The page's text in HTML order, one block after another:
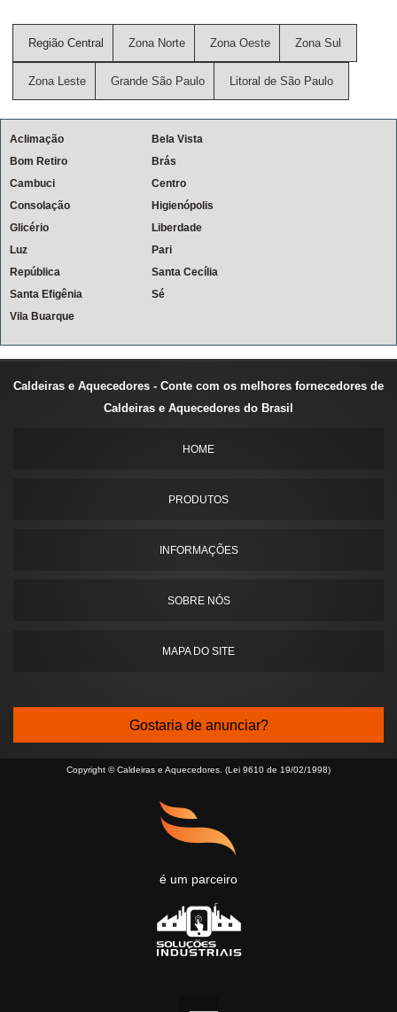
Região Central Zona Norte Zona Oeste Zona Sul
Zona Leste Grande São Paulo Litoral de São Paulo
Aclimação
Bela Vista
Bom Retiro
Brás
Cambuci
Centro
Consolação
Higienópolis
Glicério
Liberdade
Luz
Pari
República
Santa Cecília
Santa Efigênia
Sé
Vila Buarque
Caldeiras e Aquecedores - Conte com os melhores fornecedores de
Caldeiras e Aquecedores do Brasil
HOME
PRODUTOS
INFORMAÇÕES
SOBRE NÓS
MAPA DO SITE
Gostaria de anunciar?
Copyright © Caldeiras e Aquecedores. (Lei 9610 de 19/02/1998)
é um parceiro